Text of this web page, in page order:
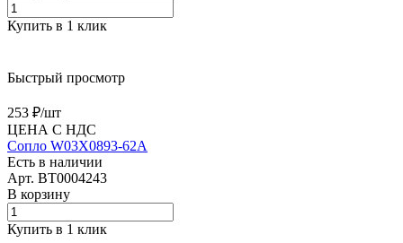
Купить в 1 клик
Быстрый просмотр
253 ₽/шт
ЦЕНА С НДС
Сопло W03X0893-62A
Есть в наличии
Арт. BT0004243
В корзину
Купить в 1 клик